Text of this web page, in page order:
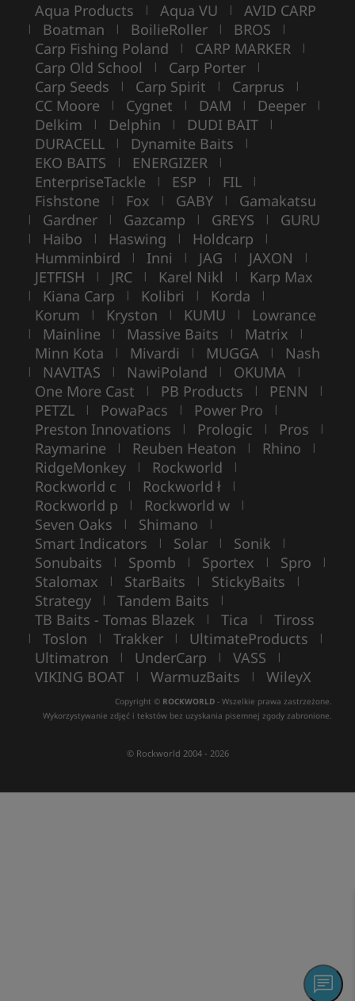
Aqua Products | Aqua VU | AVID CARP
| Boatman | BoilieRoller | BROS |
Carp Fishing Poland | CARP MARKER |
Carp Old School | Carp Porter |
Carp Seeds | Carp Spirit | Carprus |
CC Moore | Cygnet | DAM | Deeper |
Delkim | Delphin | DUDI BAIT |
DURACELL | Dynamite Baits |
EKO BAITS | ENERGIZER |
EnterpriseTackle | ESP | FIL |
Fishstone | Fox | GABY | Gamakatsu
| Gardner | Gazcamp | GREYS | GURU
| Haibo | Haswing | Holdcarp |
Humminbird | Inni | JAG | JAXON |
JETFISH | JRC | Karel Nikl | Karp Max
| Kiana Carp | Kolibri | Korda |
Korum | Kryston | KUMU | Lowrance
| Mainline | Massive Baits | Matrix |
Minn Kota | Mivardi | MUGGA | Nash
| NAVITAS | NawiPoland | OKUMA |
One More Cast | PB Products | PENN |
PETZL | PowaPacs | Power Pro |
Preston Innovations | Prologic | Pros |
Raymarine | Reuben Heaton | Rhino |
RidgeMonkey | Rockworld |
Rockworld c | Rockworld ł |
Rockworld p | Rockworld w |
Seven Oaks | Shimano |
Smart Indicators | Solar | Sonik |
Sonubaits | Spomb | Sportex | Spro |
Stalomax | StarBaits | StickyBaits |
Strategy | Tandem Baits |
TB Baits - Tomas Blazek | Tica | Tiross
| Toslon | Trakker | UltimateProducts |
Ultimatron | UnderCarp | VASS |
VIKING BOAT | WarmuzBaits | WileyX
Copyright © ROCKWORLD - Wszelkie prawa zastrzeżone.
Wykorzystywanie zdjęć i tekstów bez uzyskania pisemnej zgody zabronione.
© Rockworld 2004 - 2026